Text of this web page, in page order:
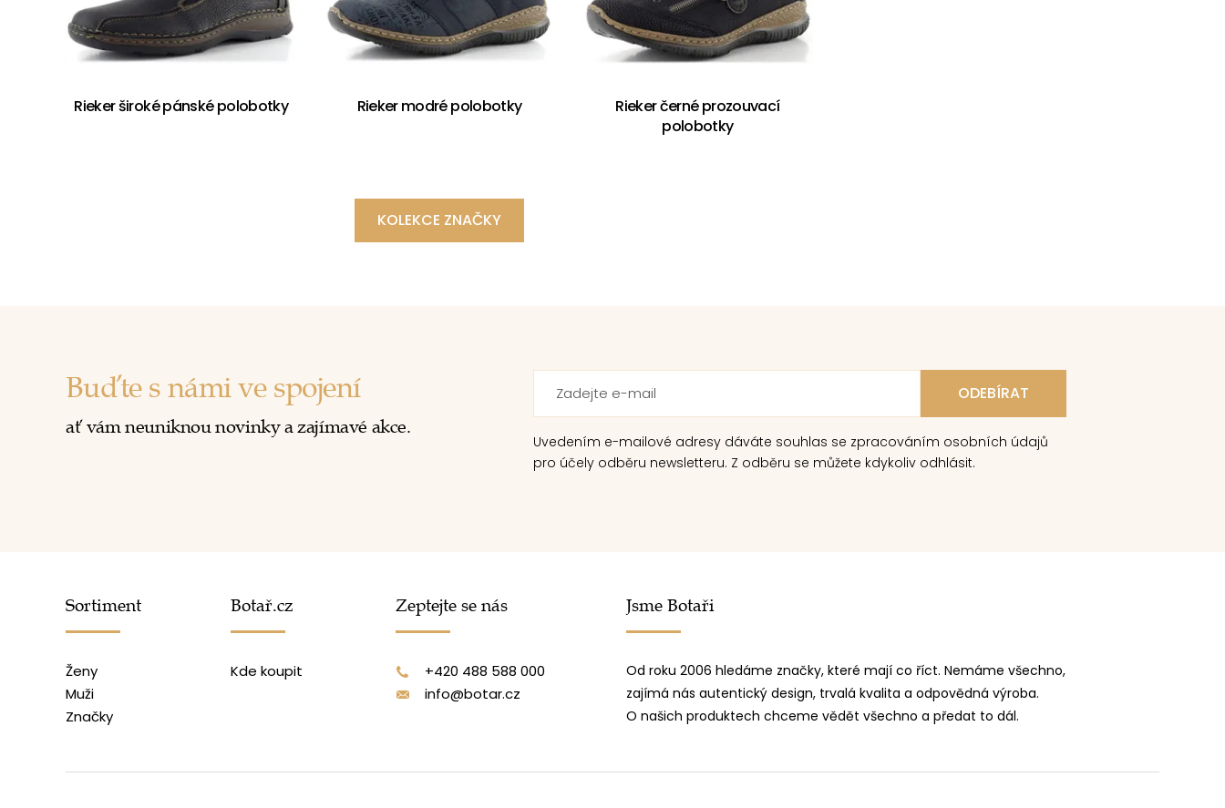
Rieker široké pánské polobotky Rieker modré polobotky
Rieker černé prozouvací
polobotky
KOLEKCE ZNAČKY
Buďte s námi ve spojení
ať vám neuniknou novinky a zajímavé akce.
Uvedením e-mailové adresy dáváte souhlas se zpracováním osobních údajů
pro účely odběru newsletteru. Z odběru se můžete kdykoliv odhlásit.
Sortiment
Ženy
Muži
Značky
Botař.cz
Kde koupit
Zeptejte se nás
+420 488 588 000
info@botar.cz
Jsme Botaři
Od roku 2006 hledáme značky, které mají co říct. Nemáme všechno,
zajímá nás autentický design, trvalá kvalita a odpovědná výroba.
O našich produktech chceme vědět všechno a předat to dál.